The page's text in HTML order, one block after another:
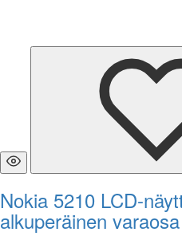
Nokia 5210 LCD-
alkuperäinen varaosa